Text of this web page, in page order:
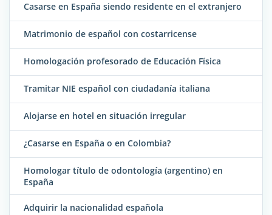
Casarse en España siendo residente en el extranjero
Matrimonio de español con costarricense
Homologación profesorado de Educación Física
Tramitar NIE español con ciudadanía italiana
Alojarse en hotel en situación irregular
¿Casarse en España o en Colombia?
Homologar título de odontología (argentino) en
España
Adquirir la nacionalidad española